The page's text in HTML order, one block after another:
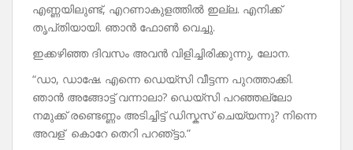
എണ്ണയിലുണ്ട്, എറണാകുളത്തിൽ ഇല്ല. എനിക്ക്
തൃപ്‌തിയായി. ഞാൻ ഫോൺ വെച്ചു.
ഇക്കഴിഞ്ഞ ദിവസം അവൻ വിളിച്ചിരിക്കുന്നു, ലോന.
“ഡാ, ഡാഷേ. എന്നെ ഡെയ്‌സി വീട്ടന്ന പുറത്താക്കി.
ഞാൻ അങ്ങോട്ട് വന്നാലാ? ഡെയ്‌സി പറഞ്ഞല്ലോ
നമുക്ക് രണ്ടെണ്ണം അടിച്ചിട്ട് ഡിസ്കസ് ചെയ്യന്നു? നിന്നെ
അവള് കൊറേ തെറി പറഞ്‍ട്ടാ.”